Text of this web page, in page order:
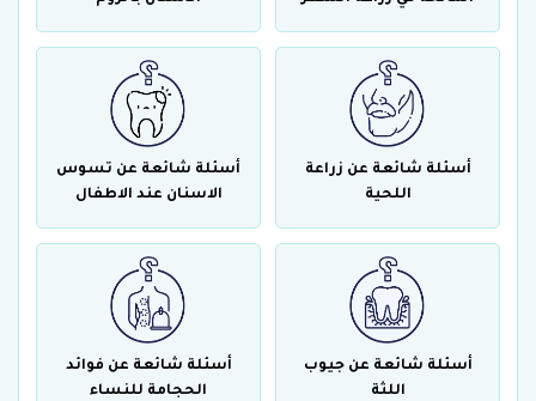
أسئلة شائعة عن زراعة
اللحية
أسئلة شائعة عن تسوس
الاسنان عند الاطفال
أسئلة شائعة عن جيوب
اللثة
أسئلة شائعة عن فوائد
الحجامة للنساء